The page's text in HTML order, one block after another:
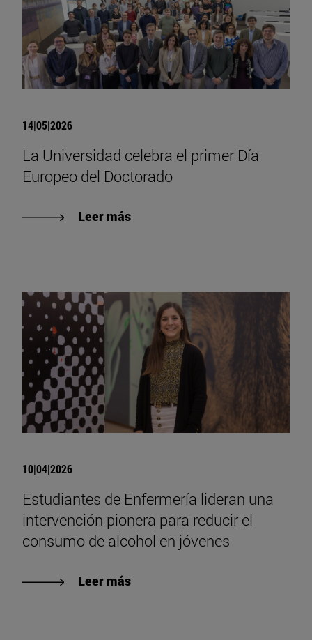
14|05|2026
La Universidad celebra el primer Día
Europeo del Doctorado
Leer más
10|04|2026
Estudiantes de Enfermería lideran una
intervención pionera para reducir el
consumo de alcohol en jóvenes
Leer más